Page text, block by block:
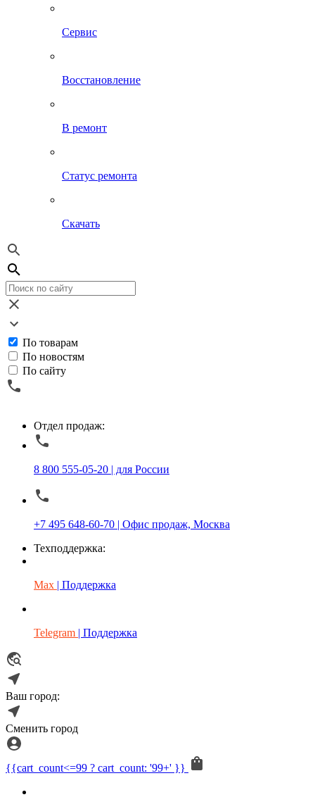
Сервис
Восстановление
В ремонт
Статус ремонта
Скачать
По товарам
По новостям
По сайту
Отдел продаж:
8 800 555-05-20 | для России
+7 495 648-60-70 | Офис продаж, Москва
Техподдержка:
Max | Поддержка
Telegram | Поддержка
Ваш город:
Сменить город
{{cart_count<=99 ? cart_count: '99+' }}